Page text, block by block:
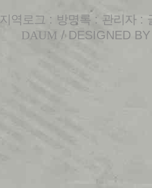
지역로그 : 방명록 : 관리자:
DAUM / DESIGNED